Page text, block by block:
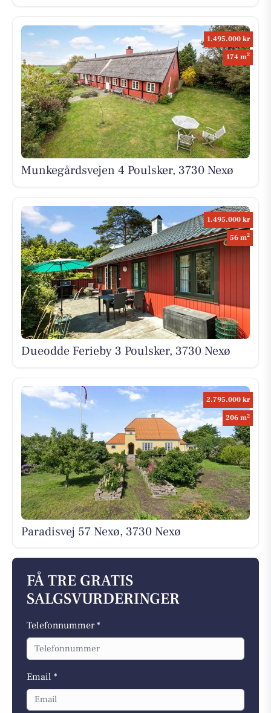
1.495.000 kr
174 m2
Munkegårdsvejen 4 Poulsker, 3730 Nexø
1.495.000 kr
56 m2
Dueodde Ferieby 3 Poulsker, 3730 Nexø
2.795.000 kr
206 m2
Paradisvej 57 Nexø, 3730 Nexø
FÅ TRE GRATIS
SALGSVURDERINGER
Telefonnummer *
Email *